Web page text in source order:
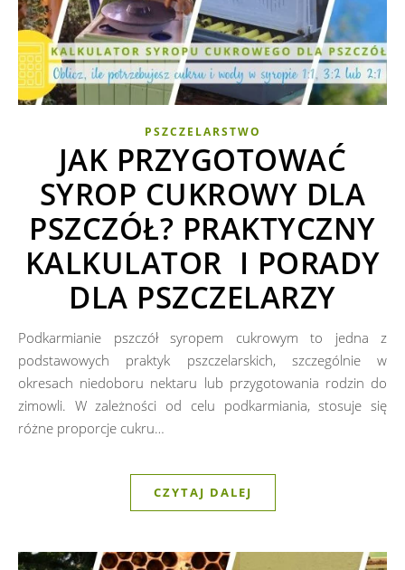
PSZCZELARSTWO
JAK PRZYGOTOWAĆ
SYROP CUKROWY DLA
PSZCZÓŁ? PRAKTYCZNY
KALKULATOR I PORADY
DLA PSZCZELARZY
Podkarmianie pszczół syropem cukrowym to jedna z
podstawowych praktyk pszczelarskich, szczególnie w
okresach niedoboru nektaru lub przygotowania rodzin do
zimowli. W zależności od celu podkarmiania, stosuje się
różne proporcje cukru…
CZYTAJ DALEJ